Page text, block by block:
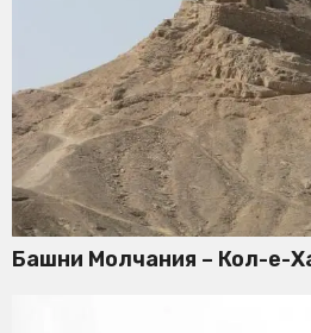
Башни Молчания – Кол-е-